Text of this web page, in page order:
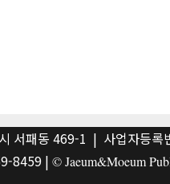
서패동 469-1 | 사업자등
8459 | © Jaeum&Moeum